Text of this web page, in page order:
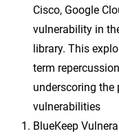
Cisco, Google
vulnerability in
library. This
term
underscoring the
vulnerabilities
BlueKeep